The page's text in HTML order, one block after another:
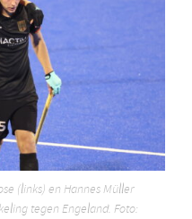
(links) en Hannes Müller
tegen Engeland. Foto: